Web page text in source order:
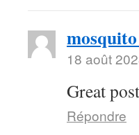
18 août
Great
Répondre